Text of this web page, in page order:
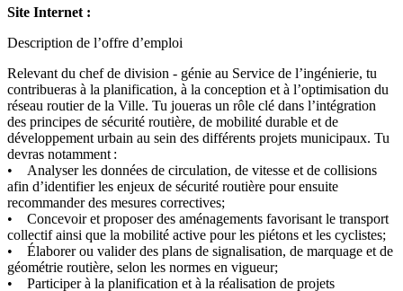
Site Internet :
Description de l’offre d’emploi
Relevant du chef de division - génie au Service de l’ingénierie, tu
contribueras à la planification, à la conception et à l’optimisation du
réseau routier de la Ville. Tu joueras un rôle clé dans l’intégration
des principes de sécurité routière, de mobilité durable et de
développement urbain au sein des différents projets municipaux. Tu
devras notamment :
• Analyser les données de circulation, de vitesse et de collisions
afin d’identifier les enjeux de sécurité routière pour ensuite
recommander des mesures correctives;
• Concevoir et proposer des aménagements favorisant le transport
collectif ainsi que la mobilité active pour les piétons et les cyclistes;
• Élaborer ou valider des plans de signalisation, de marquage et de
géométrie routière, selon les normes en vigueur;
• Participer à la planification et à la réalisation de projets